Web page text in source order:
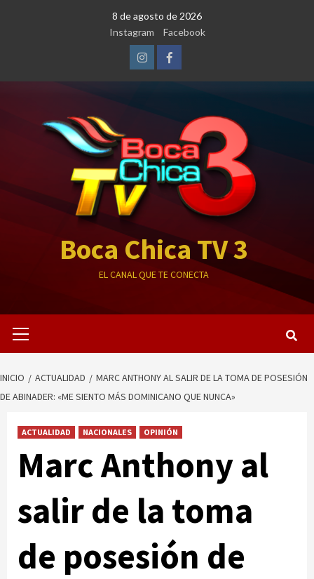
8 de agosto de 2026
Instagram
Facebook
InstagramFacebook
Boca Chica TV 3
EL CANAL QUE TE CONECTA
primario
INICIO ACTUALIDAD
MARC ANTHONY AL SALIR DE LA TOMA DE POSESIÓN
DE ABINADER: «ME SIENTO MÁS DOMINICANO QUE NUNCA»
ACTUALIDAD NACIONALES OPINIÓN
Marc Anthony al
salir de la toma
de posesión de